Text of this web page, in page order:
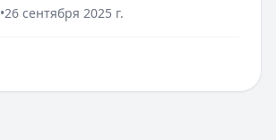
•26 сентября 2025 г.